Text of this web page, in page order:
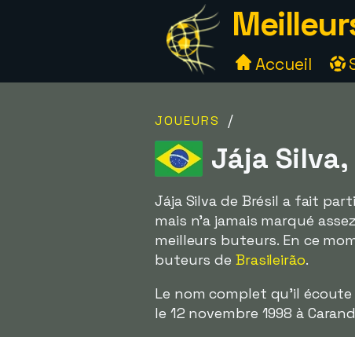
Accueil
JOUEURS /
Jája
Jája Silva de Brésil a fait
mais n'a jamais marqué
meilleurs buteurs. En ce
buteurs de Brasileirão.
Le nom complet qu'il
le 12 novembre 1998 à